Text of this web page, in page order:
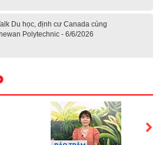
Du học, định cư Canada cùng
Polytechnic - 6/6/2026
du học Mỹ 18.4.2026 - Đại học Mỹ học phí
năm
2026 - Lấy bằng cử nhân lúc 20 tuổi cùng
High School Completion, Washington